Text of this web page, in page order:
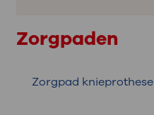
Zorgpaden
Zorgpad knieprothese